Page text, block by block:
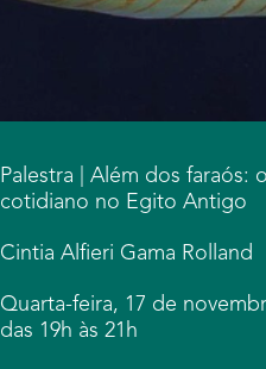
Palestra | Além dos faraós: o
cotidiano no Egito Antigo
Cintia Alfieri Gama Rolland
Quarta-feira, 17 de
das 19h às 21h